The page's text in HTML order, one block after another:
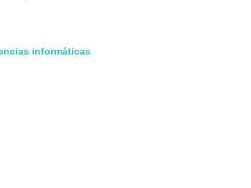
informáticas